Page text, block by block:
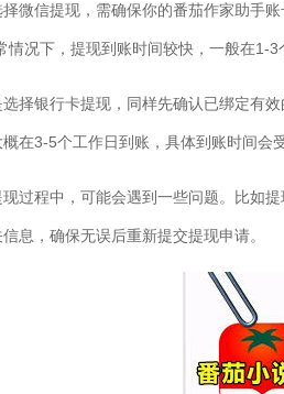
微信提现，需确保你的番茄作家助手
情况下，提现到账时间较快，一般在1-
选择银行卡提现，同样先确认已绑定有
在3-5个工作日到账，具体到账时间会
现过程中，可能会遇到一些问题。比如
息，确保无误后重新提交提现申请。